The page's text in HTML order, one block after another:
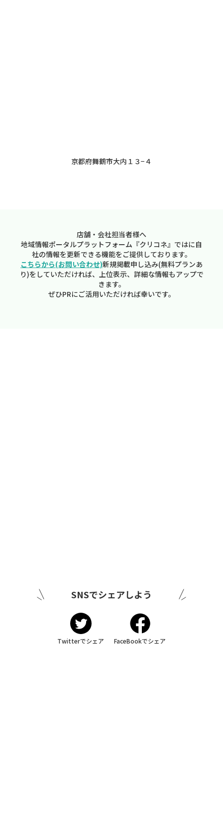
京都府舞鶴市大内１３−４
店舗・会社担当者様へ
地域情報ポータルプラットフォーム『クリコネ』ではに自
社の情報を更新できる機能をご提供しております。
こちらから(お問い合わせ)新規掲載申し込み(無料プランあ
り)をしていただければ、上位表示、詳細な情報もアップで
きます。
ぜひPRにご活用いただければ幸いです。
SNSでシェアしよう
Twitterでシェア FaceBookでシェア